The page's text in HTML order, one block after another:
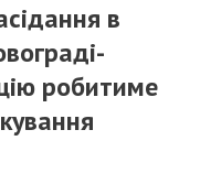
в
робитиме